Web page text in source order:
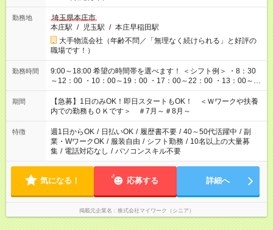
勤務地
埼玉県本庄市
本庄駅 / 児玉駅 / 本庄早稲田駅
大手物流会社（年齢不問／「無理なく続けられる」と好評の
職場です！）
勤務時間
9:00～18:00 希望の時間帯を選べます！ ＜シフト例＞ ・8：30
～12：00 ・10：00～19：00 ・17：00～22：00 ・13：00～
22：00 ・22：00～翌6：00 など
期間
【急募】1日のみOK！即日スタートもOK！ ＜Ｗワークや扶養
内での勤務もＯＫです＞ ＃7月～＃8月～
特徴 週1日からOK / 日払いOK / 履歴書不要 / 40～50代活躍中 / 副
業・WワークOK / 服装自由 / シフト勤務 / 10名以上の大量募
集 / 電話対応なし / パソコンスキル不要
気になる！ 応募する 詳細へ
掲載元企業名 株式会社マイワーク（シニア）